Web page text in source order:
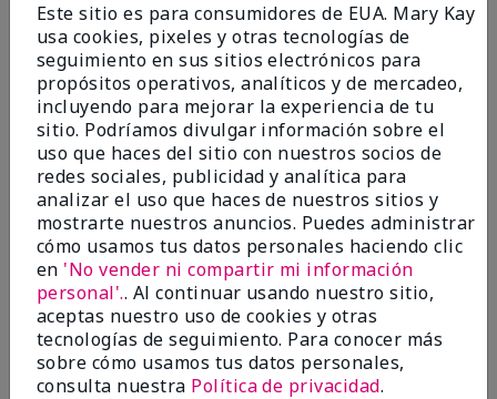
Este sitio es para consumidores de EUA. Mary Kay
usa cookies, pixeles y otras tecnologías de
seguimiento en sus sitios electrónicos para
propósitos operativos, analíticos y de mercadeo,
incluyendo para mejorar la experiencia de tu
sitio. Podríamos divulgar información sobre el
uso que haces del sitio con nuestros socios de
redes sociales, publicidad y analítica para
analizar el uso que haces de nuestros sitios y
mostrarte nuestros anuncios. Puedes administrar
cómo usamos tus datos personales haciendo clic
en 'No vender ni compartir mi información
personal'.. Al continuar usando nuestro sitio,
aceptas nuestro uso de cookies y otras
tecnologías de seguimiento. Para conocer más
sobre cómo usamos tus datos personales,
consulta nuestra Política de privacidad.